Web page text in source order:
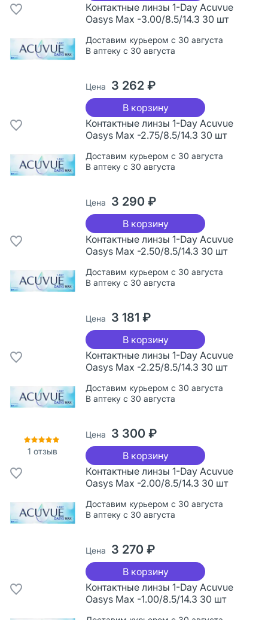
Контактные линзы 1-Day Acuvue
Oasys Max -3.00/8.5/14.3 30 шт
Доставим курьером с 30 августа
В аптеку с 30 августа
Цена 3 262 ₽
В корзину
Контактные линзы 1-Day Acuvue
Oasys Max -2.75/8.5/14.3 30 шт
Доставим курьером с 30 августа
В аптеку с 30 августа
Цена 3 290 ₽
В корзину
Контактные линзы 1-Day Acuvue
Oasys Max -2.50/8.5/14.3 30 шт
Доставим курьером с 30 августа
В аптеку с 30 августа
Цена 3 181 ₽
В корзину
1 отзыв
Контактные линзы 1-Day Acuvue
Oasys Max -2.25/8.5/14.3 30 шт
Доставим курьером с 30 августа
В аптеку с 30 августа
Цена 3 300 ₽
В корзину
Контактные линзы 1-Day Acuvue
Oasys Max -2.00/8.5/14.3 30 шт
Доставим курьером с 30 августа
В аптеку с 30 августа
Цена 3 270 ₽
В корзину
Контактные линзы 1-Day Acuvue
Oasys Max -1.00/8.5/14.3 30 шт